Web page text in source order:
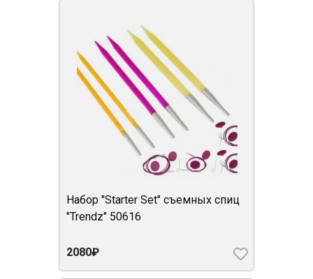
Набор "Starter Set" съемных спиц
"Trendz" 50616
2080₽